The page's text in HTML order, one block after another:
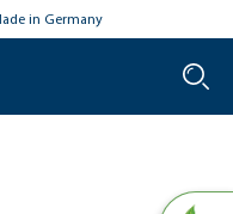
in Germany